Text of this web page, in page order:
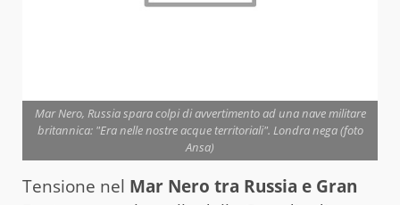
Mar Nero, Russia spara colpi di avvertimento ad una nave militare
britannica: "Era nelle nostre acque territoriali". Londra nega (foto
Ansa)
Tensione nel Mar Nero tra Russia e Gran